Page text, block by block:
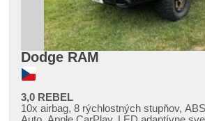
Dodge RAM
3,0 REBEL
10x airbag, 8 rýchlostných stupňov,